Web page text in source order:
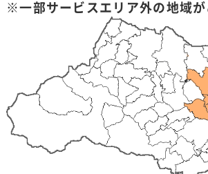
※一部サービスエリア外の地域が